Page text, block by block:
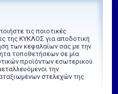
τις ποιοτικές
της ΚΥΚΛΟΣ για αποδοτική
των κεφαλαίων σας με την
τοποθετήσεων σε μία
προϊόντων εσωτερικού
την
στελεχών της